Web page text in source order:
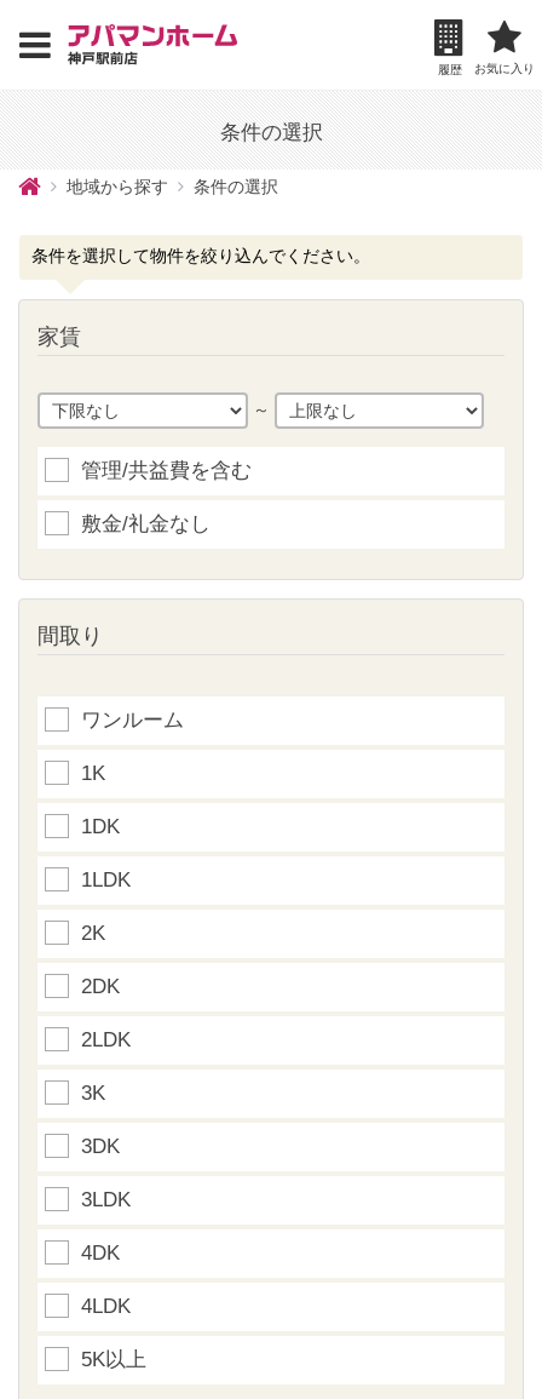
お気に入り
履歴
条件の選択
地域から探す 条件の選択
条件を選択して物件を絞り込んでください。
家賃
～
管理/共益費を含む
敷金/礼金なし
間取り
ワンルーム
1K
1DK
1LDK
2K
2DK
2LDK
3K
3DK
3LDK
4DK
4LDK
5K以上